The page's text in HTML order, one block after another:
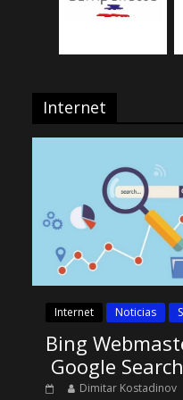
Internet
Internet Noticias
Bing
Google
Dimitar Kostadinov